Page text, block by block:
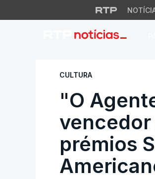
"O
CULTURA
"O
prémios